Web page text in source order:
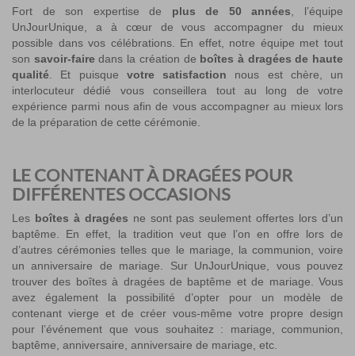
Fort de son expertise de plus de 50 années , l’équipe
UnJourUnique, a à cœur de vous accompagner du mieux
possible dans vos célébrations. En effet, notre équipe met tout
son savoir-fairedans la création de boîtes à dragées de haute
qualité . Et puisque votre satisfaction nous est chère, un
interlocuteur dédié vous conseillera tout au long de votre
expérience parmi nous afin de vous accompagner au mieux lors
de la préparation de cette cérémonie.
LE CONTENANT À DRAGÉES POUR
DIFFÉRENTES OCCASIONS
Les boîtes à dragées ne sont pas seulement offertes lors d’un
baptême. En effet, la tradition veut que l’on en offre lors de
d’autres cérémonies telles que le mariage, la communion, voire
un anniversaire de mariage. Sur UnJourUnique, vous pouvez
trouver des boîtes à dragées de baptême et de mariage. Vous
avez également la possibilité d’opter pour un modèle de
contenant vierge et de créer vous-même votre propre design
pour l’événement que vous souhaitez : mariage, communion,
baptême, anniversaire, anniversaire de mariage, etc.